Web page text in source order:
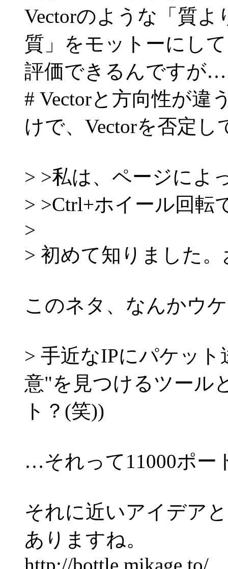
Vectorのような「質
質」をモットーにし
評価できるんですが
# Vectorと方向性が違
けで、Vectorを否定
> >私は、ページによ
> >Ctrl+ホイール回転
>
> 初めて知りました
このネタ、なんかウ
> 手近なIPにパケッ
意"を見つけるツール
ト？(笑))
…それって11000ポー
それに近いアイデア
ありますね。